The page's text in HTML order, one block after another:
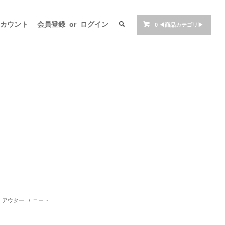
ウント 会員登録 or ログイン 0 ◀商品カテゴリ▶
アウター / コート